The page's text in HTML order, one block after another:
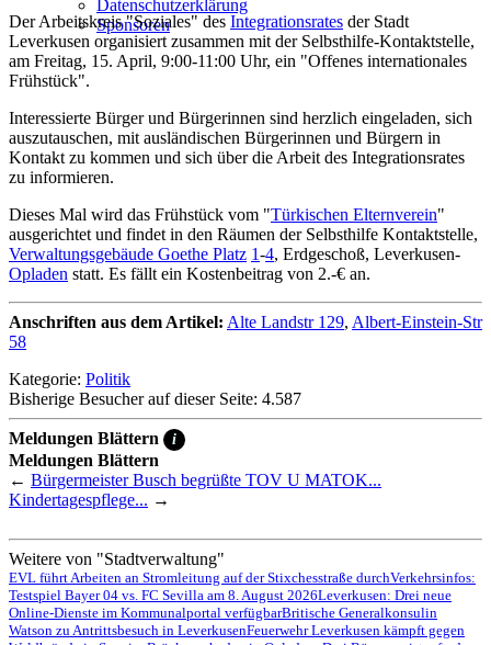
Datenschutzerklärung
Sponsoren
Der Arbeitskreis "Soziales" des Integrationsrates der Stadt
Leverkusen organisiert zusammen mit der Selbsthilfe-Kontaktstelle,
am Freitag, 15. April, 9:00-11:00 Uhr, ein "Offenes internationales
Frühstück".
Interessierte Bürger und Bürgerinnen sind herzlich eingeladen, sich
auszutauschen, mit ausländischen Bürgerinnen und Bürgern in
Kontakt zu kommen und sich über die Arbeit des Integrationsrates
zu informieren.
Dieses Mal wird das Frühstück vom "Türkischen Elternverein"
ausgerichtet und findet in den Räumen der Selbsthilfe Kontaktstelle,
Verwaltungsgebäude Goethe Platz 1-4, Erdgeschoß, Leverkusen-
Opladen statt. Es fällt ein Kostenbeitrag von 2.-€ an.
Anschriften aus dem Artikel: Alte Landstr 129, Albert-Einstein-Str
58
Kategorie: Politik
Bisherige Besucher auf dieser Seite: 4.587
Meldungen Blättern i
Meldungen Blättern
← Bürgermeister Busch begrüßte TOV U MATOK...
Kindertagespflege... →
Weitere von "Stadtverwaltung"
EVL führt Arbeiten an Stromleitung auf der Stixchesstraße durchVerkehrsinfos:
Testspiel Bayer 04 vs. FC Sevilla am 8. August 2026Leverkusen: Drei neue
Online-Dienste im Kommunalportal verfügbarBritische Generalkonsulin
Watson zu Antrittsbesuch in LeverkusenFeuerwehr Leverkusen kämpft gegen